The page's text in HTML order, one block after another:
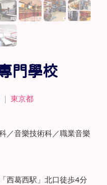
門學校
｜ 東京都
／音樂技術科／職業音樂
西葛西駅」北口徒歩4分